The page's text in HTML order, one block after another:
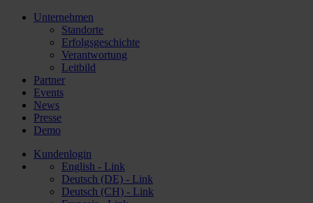
Unternehmen
Standorte
Erfolgsgeschichte
Verantwortung
Leitbild
Partner
Events
News
Presse
Demo
Kundenlogin
English - Link
Deutsch (DE) - Link
Deutsch (CH) - Link